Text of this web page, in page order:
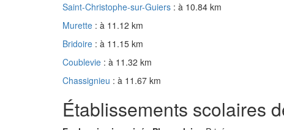
Saint-Christophe-sur-Guiers : à 10.84 km
Murette : à 11.12 km
Bridoire : à 11.15 km
Coublevie : à 11.32 km
Chassignieu : à 11.67 km
Établissements scolaires